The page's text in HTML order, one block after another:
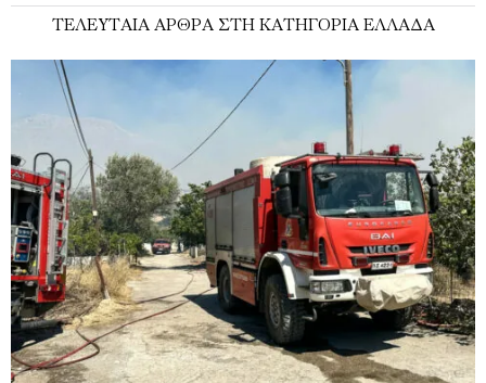
ΤΕΛΕΥΤΑΊΑ ΆΡΘΡΑ ΣΤΗ ΚΑΤΗΓΟΡΊΑ ΕΛΛΆΔΑ